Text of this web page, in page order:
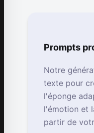
Prompts
Notre
texte pour
l'éponge
l'émotion et
partir de